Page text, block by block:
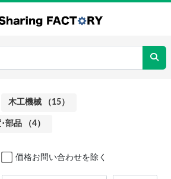
木工機械 （15）
部品 （4）
価格お問い合わせを除く